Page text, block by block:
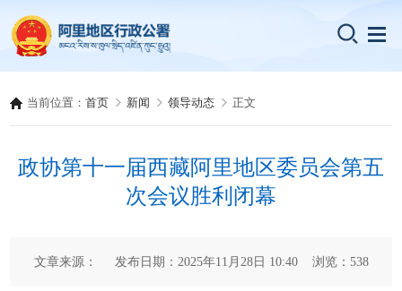
当前位置：首页 新闻 领导动态 正文
政协第十一届西藏阿里地区委员会第五
次会议胜利闭幕
文章来源： 发布日期：2025年11月28日 10:40 浏览： 538